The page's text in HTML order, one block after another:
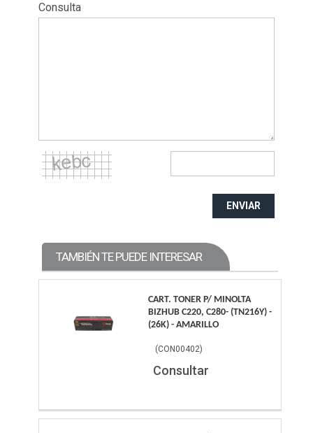
Consulta
ENVIAR
TAMBIÉN TE PUEDE INTERESAR
CART. TONER P/ MINOLTA
BIZHUB C220, C280- (TN216Y) -
(26K) - AMARILLO
(CON00402)
Consultar